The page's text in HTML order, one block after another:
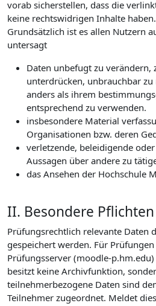
vorab sicherstellen, dass die
keine rechtswidrigen Inhalte haben.
Grundsätzlich ist es allen Nutzern
untersagt
Daten unbefugt zu verändern,
unterdrücken, unbrauchbar
anders als ihrem
entsprechend zu verwenden.
insbesondere Material
Organisationen bzw. deren
verletzende, beleidigende
Aussagen über andere zu
das Ansehen der Hochschule
II. Besondere
Prüfungsrechtlich relevante Daten
gespeichert werden. Für
Prüfungsserver (moodle-
besitzt keine Archivfunktion,
teilnehmerbezogene Daten sind
Teilnehmer zugeordnet. Meldet